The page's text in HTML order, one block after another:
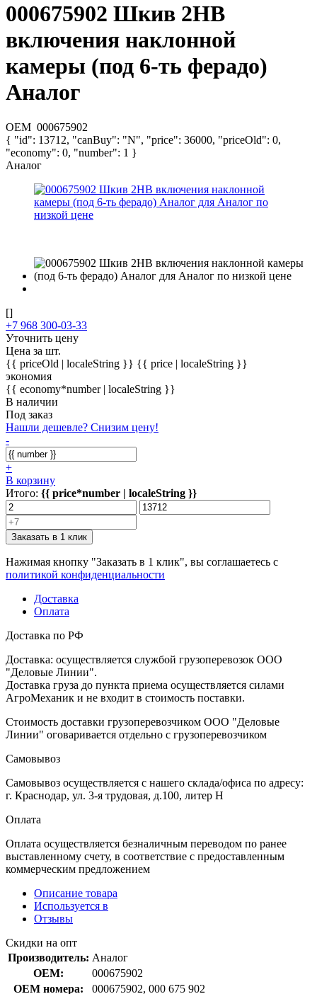
000675902 Шкив 2НВ
включения наклонной
камеры (под 6-ть ферадо)
Аналог
OEM 000675902
{ "id": 13712, "canBuy": "N", "price": 36000, "priceOld": 0,
"economy": 0, "number": 1 }
Аналог
[]
+7 968 300-03-33
Уточнить цену
Цена за шт.
{{ priceOld | localeString }} {{ price | localeString }}
экономия
{{ economy*number | localeString }}
В наличии
Под заказ
Нашли дешевле? Снизим цену!
-
+
В корзину
Итого: {{ price*number | localeString }}
Заказать в 1 клик
Нажимая кнопку "Заказать в 1 клик", вы соглашаетесь с
политикой конфиденциальности
Доставка
Оплата
Доставка по РФ
Доставка: осуществляется службой грузоперевозок ООО
"Деловые Линии".
Доставка груза до пункта приема осуществляется силами
АгроМеханик и не входит в стоимость поставки.
Стоимость доставки грузоперевозчиком ООО "Деловые
Линии" оговаривается отдельно с грузоперевозчиком
Самовывоз
Самовывоз осуществляется с нашего склада/офиса по адресу:
г. Краснодар, ул. 3-я трудовая, д.100, литер Н
Оплата
Оплата осуществляется безналичным переводом по ранее
выставленному счету, в соответствие с предоставленным
коммерческим предложением
Описание товара
Используется в
Отзывы
Скидки на опт
Производитель: Аналог
OEM:
000675902
OEM номера:
000675902, 000 675 902